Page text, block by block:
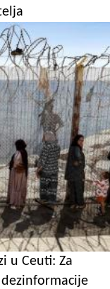
u Ceuti: Za